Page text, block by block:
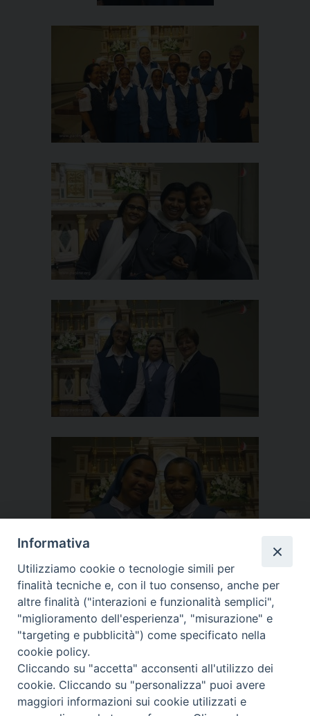
Informativa
Utilizziamo cookie o tecnologie simili per
finalità tecniche e, con il tuo consenso, anche per
altre finalità ("interazioni e funzionalità semplici",
"miglioramento dell'esperienza", "misurazione" e
"targeting e pubblicità") come specificato nella
cookie policy.
Cliccando su "accetta" acconsenti all'utilizzo dei
cookie. Cliccando su "personalizza" puoi avere
maggiori informazioni sui cookie utilizzati e